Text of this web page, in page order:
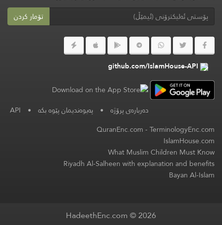
تۆمار کردن
github.com/IslamHouse-API
دەربارەی پرۆژە • پەیوەندیمان پێوە بکە •
API
QuranEnc.com-TerminologyEnc.com
IslamHouse.com
What Muslim Children Must Know
Riyadh Al-Salheen with explanation and benefits
Bayan Al-Islam
HadeethEnc.com © 2026